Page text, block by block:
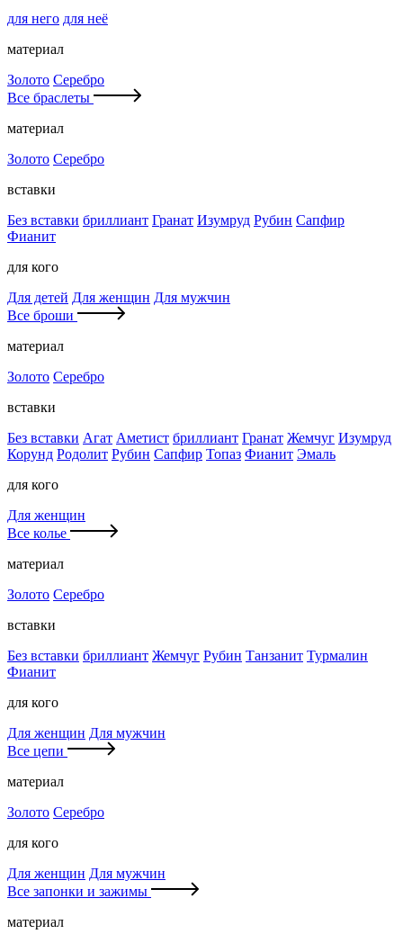
для него для неё
материал
Золото Серебро
Все браслеты
материал
Золото Серебро
вставки
Без вставки бриллиант Гранат Изумруд Рубин Сапфир
Фианит
для кого
Для детей Для женщин Для мужчин
Все броши
материал
Золото Серебро
вставки
Без вставки Агат Аметист бриллиант Гранат Жемчуг Изумруд
Корунд Родолит Рубин Сапфир Топаз Фианит Эмаль
для кого
Для женщин
Все колье
материал
Золото Серебро
вставки
Без вставки бриллиант Жемчуг Рубин Танзанит Турмалин
Фианит
для кого
Для женщин Для мужчин
Все цепи
материал
Золото Серебро
для кого
Для женщин Для мужчин
Все запонки и зажимы
материал